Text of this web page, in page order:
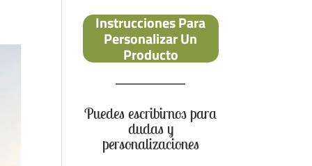
Instrucciones Para
Personalizar Un
Producto
Puedes escribirnos para
dudas y
personalizaciones